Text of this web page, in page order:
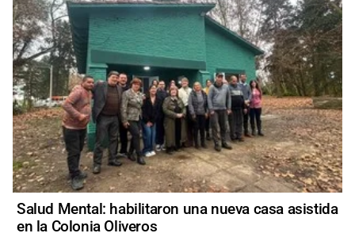
Salud Mental: habilitaron una nueva casa asistida
en la Colonia Oliveros